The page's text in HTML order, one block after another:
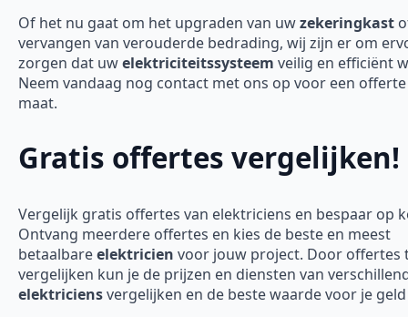
Of het nu gaat om het upgraden van uwzekeringkast
vervangen van verouderde bedrading, wij zijn er om
zorgen dat uwelektriciteitssysteem veilig en efficiënt
Neem vandaag nog contact met ons op voor een
maat.
Gratis offertes vergelijken!
Vergelijk gratis offertes van elektriciens en bespaar op
Ontvang meerdere offertes en kies de beste en meest
betaalbareelektricien voor jouw project. Door offertes
vergelijken kun je de prijzen en diensten van
elektriciensvergelijken en de beste waarde voor je